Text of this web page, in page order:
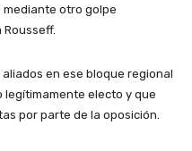
mediante otro golpe
en ese bloque regional
legítimamente electo y que
por parte de la oposición.